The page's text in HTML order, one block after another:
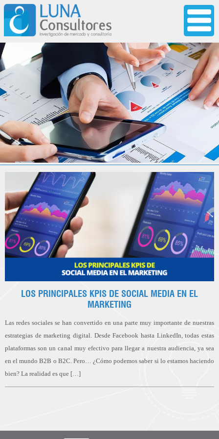
LOS PRINCIPALES KPIS DE SOCIAL MEDIA EN EL
MARKETING
Las redes sociales se han convertido en una parte muy importante de nuestras
estrategias de marketing digital. Desde Facebook hasta LinkedIn, todas estas
plataformas son un canal muy efectivo para llegar a nuestra audiencia, ya sea
en el mundo B2B o B2C. Pero… ¿Cómo podemos saber si lo estamos haciendo
bien? La realidad es que […]